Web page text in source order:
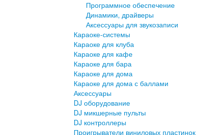
Программное обеспечение
Динамики, драйверы
Аксессуары для звукозаписи
Караоке-системы
Караоке для клуба
Караоке для кафе
Караоке для бара
Караоке для дома
Караоке для дома с баллами
Аксессуары
DJ оборудование
DJ микшерные пульты
DJ контроллеры
Проигрыватели виниловых пластинок